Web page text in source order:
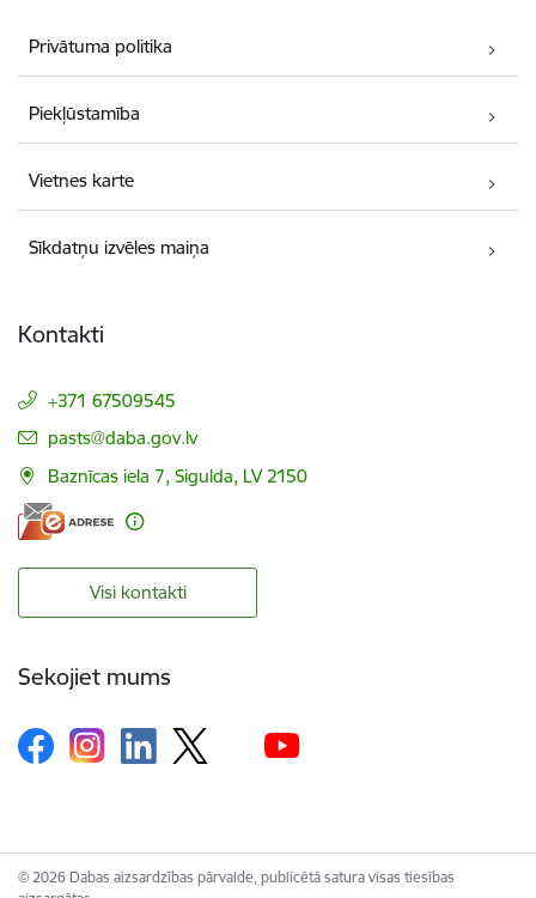
Privātuma politika
Piekļūstamība
Vietnes karte
Sīkdatņu izvēles maiņa
Kontakti
+371 67509545
E-pasts:
pasts@daba.gov.lv
Baznīcas iela 7, Sigulda, LV 2150
Visi kontakti
Sekojiet mums
© 2026 Dabas aizsardzības pārvalde, publicētā satura visas tiesības